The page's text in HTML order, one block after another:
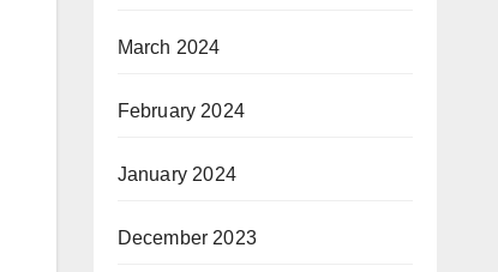
March 2024
February 2024
January 2024
December 2023